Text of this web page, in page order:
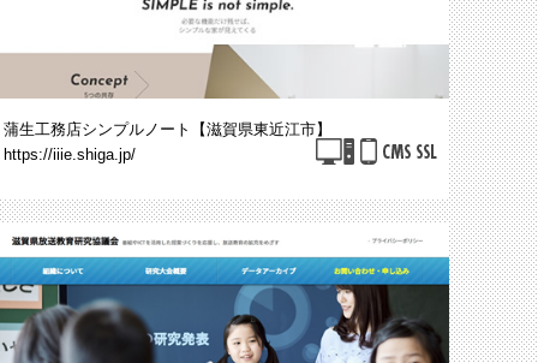
蒲生工務店シンプルノート【滋賀県東近江市】
https://iiie.shiga.jp/